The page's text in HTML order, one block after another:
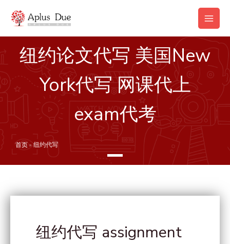
内
Main
纽约论文代写 美国New
York代写 网课代上
exam代考
首页» 纽约代写
纽约代写 assignment